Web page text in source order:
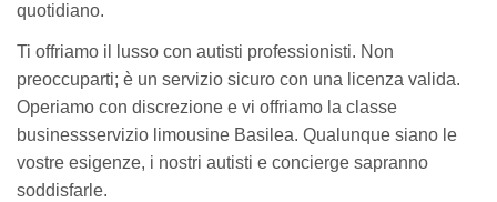
quotidiano.
Ti offriamo il lusso con autisti professionisti. Non
preoccuparti; è un servizio sicuro con una licenza valida.
Operiamo con discrezione e vi offriamo la classe
businessservizio limousine Basilea. Qualunque siano le
vostre esigenze, i nostri autisti e concierge sapranno
soddisfarle.